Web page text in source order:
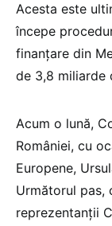
Acesta este
începe
finanțare din
de 3,8 miliarde
Acum o lună,
României, cu
Europene,
Următorul pas,
reprezentanții